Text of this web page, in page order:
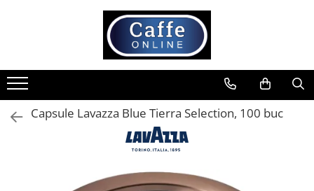
Cafea
Cafea Boabe
Capsule Cafea
Capsule Lavazza Blue Tierra Selection, 100 buc